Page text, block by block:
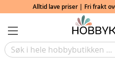
Alltid lave priser | Fri frakt